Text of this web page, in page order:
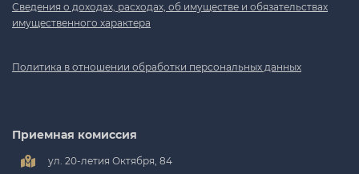
Сведения о доходах, расходах, об имуществе и обязательствах
имущественного характера
Политика в отношении обработки персональных данных
Приемная комиссия
ул. 20-летия Октября, 84